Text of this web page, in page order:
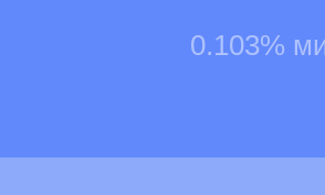
0.103%